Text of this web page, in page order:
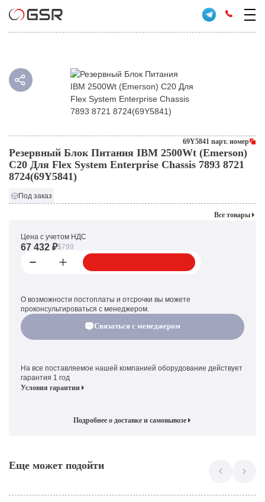
69Y5841 парт. номер
Резервный Блок Питания IBM 2500Wt (Emerson)
C20 Для Flex System Enterprise Chassis 7893 8721
8724(69Y5841)
Под заказ
Все товары
Цена с учетом НДС
67 432 ₽$799
О возможности постоплаты и отсрочки вы можете
проконсультироваться с менеджером.
Связаться с менеджером
На все поставляемое нашей компанией оборудование действует
гарантия 1 год
Условия гарантии
Подробнее о доставке и самовывозе
Еще может подойти